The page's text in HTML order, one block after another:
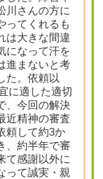
川さんの方に
ってくれるも
は大きな間違
になって汗を
進まないと考
た。依頼以
に適した適切
、今回の解決
近精神の審査
頼して約3か
、約半年で審
て感謝以外に
って誠実・親